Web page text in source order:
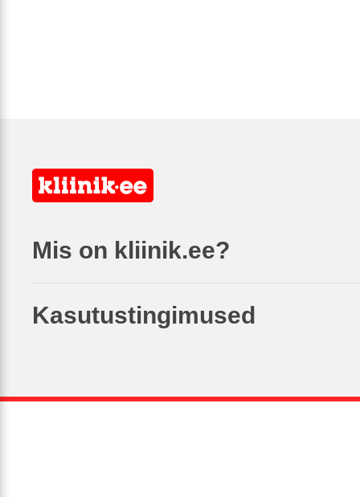
Mis on kliinik.ee?
Kasutustingimused